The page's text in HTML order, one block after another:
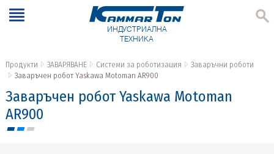
ИНДУСТРИАЛНА
ТЕХНИКА
Продукти ЗАВАРЯВАНЕ Системи за роботизация
Заваръчни роботи
Заваръчен робот Yaskawa Motoman AR900
Заваръчен робот Yaskawa Motoman
AR900